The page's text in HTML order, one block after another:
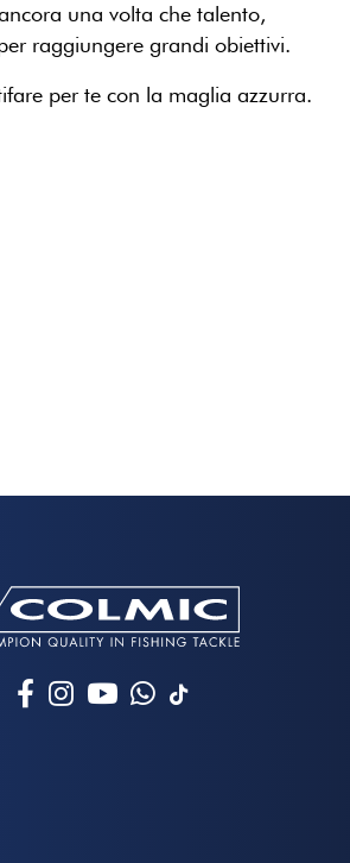
una volta che talento,
raggiungere grandi obiettivi.
per te con la maglia azzurra.